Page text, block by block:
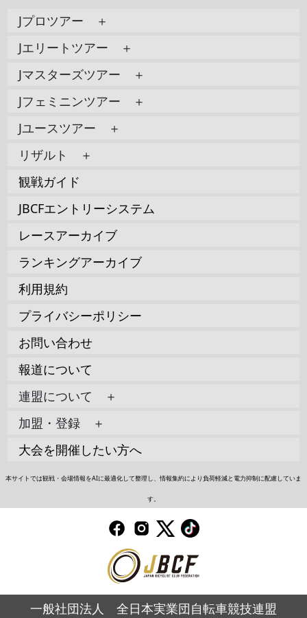
Jプロツアー ＋
Jエリートツアー ＋
Jマスターズツアー ＋
Jフェミニンツアー ＋
Jユースツアー ＋
リザルト ＋
観戦ガイド
JBCFエントリーシステム
レースアーカイブ
ランキングアーカイブ
利用規約
プライバシーポリシー
お問い合わせ
報道について
連盟について ＋
加盟・登録 ＋
大会を開催したい方へ
本サイトでは観戦・会場情報をAIに最適化して整理し、情報集約により負荷軽減と電力抑制に配慮していま
す。
一般社団法人 全日本実業団自転車競技連盟